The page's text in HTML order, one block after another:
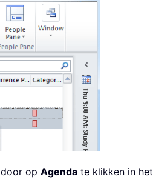
door op Agenda te klikken in het